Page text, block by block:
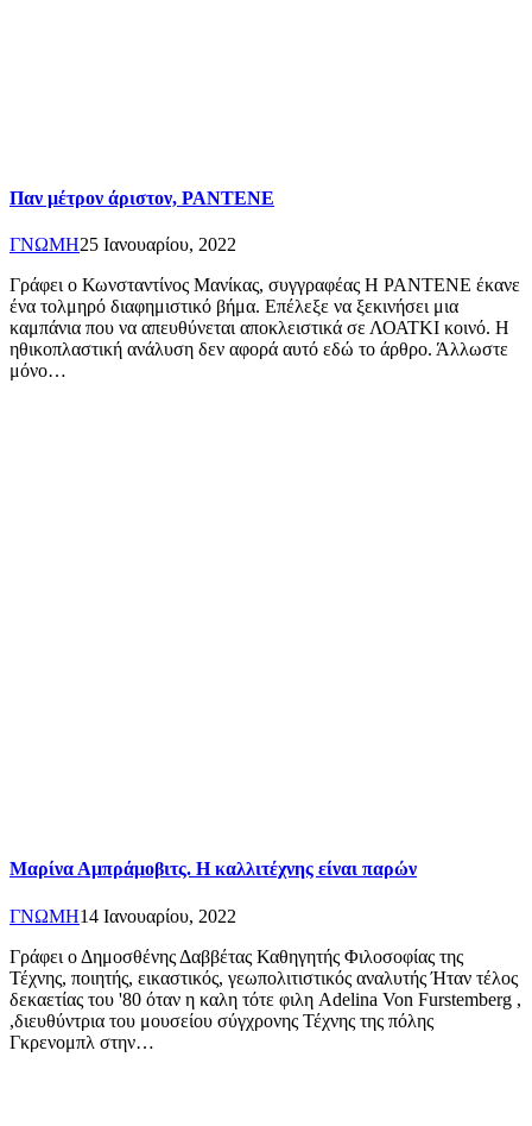
Παν μέτρον άριστον, PANTENE
ΓΝΩΜΗ25 Ιανουαρίου, 2022
Γράφει ο Κωνσταντίνος Μανίκας, συγγραφέας Η PANTENE έκανε
ένα τολμηρό διαφημιστικό βήμα. Επέλεξε να ξεκινήσει μια
καμπάνια που να απευθύνεται αποκλειστικά σε ΛΟΑΤΚΙ κοινό. Η
ηθικοπλαστική ανάλυση δεν αφορά αυτό εδώ το άρθρο. Άλλωστε
μόνο…
Μαρίνα Αμπράμοβιτς. Η καλλιτέχνης είναι παρών
ΓΝΩΜΗ14 Ιανουαρίου, 2022
Γράφει ο Δημοσθένης Δαββέτας Καθηγητής Φιλοσοφίας της
Τέχνης, ποιητής, εικαστικός, γεωπολιτιστικός αναλυτής Ήταν τέλος
δεκαετίας του '80 όταν η καλη τότε φιλη Adelina Von Furstemberg ,
,διευθύντρια του μουσείου σύγχρονης Τέχνης της πόλης
Γκρενομπλ στην…